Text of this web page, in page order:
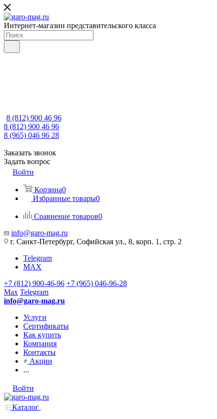
Интернет-магазин представительского класса
8 (812) 900 46 96
8 (812) 900 46 96
8 (965) 046 96 28
Заказать звонок
Задать вопрос
Войти
Корзина0
Избранные товары0
Сравнение товаров0
info@garo-mag.ru
г. Санкт-Петербург, Софийская ул., 8, корп. 1, стр. 2
Telegram
MAX
+7 (812) 900-46-96 +7 (965) 046-96-28
Max Telegram
info@garo-mag.ru
Услуги
Сертификаты
Как купить
Компания
Контакты
Акции
...
Войти
Каталог